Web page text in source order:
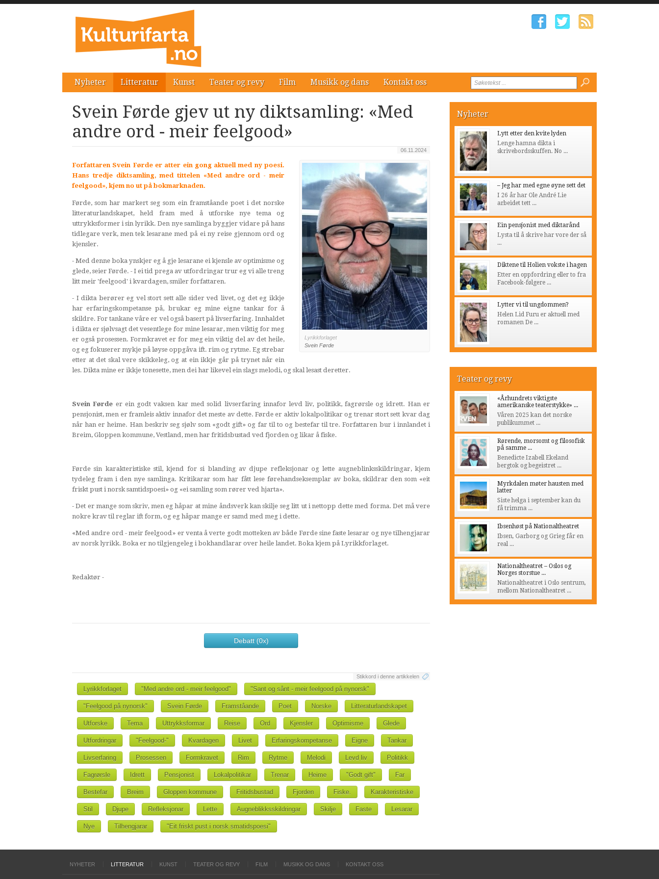
Nyheter Litteratur Kunst Teater og revy Film Musikk og dans Kontakt oss
Svein Førde gjev ut ny diktsamling: «Med
andre ord - meir feelgood»
06.11.2024
Lyrikkforlaget
Svein Førde
Forfattaren Svein Førde er atter ein gong aktuell med ny poesi.
Hans tredje diktsamling, med tittelen «Med andre ord - meir
feelgood», kjem no ut på bokmarknaden.
Førde, som har markert seg som ein framståande poet i det norske
litteraturlandskapet, held fram med å utforske nye tema og
uttrykksformer i sin lyrikk. Den nye samlinga byggjer vidare på hans
tidlegare verk, men tek lesarane med på ei ny reise gjennom ord og
kjensler.
- Med denne boka ynskjer eg å gje lesarane ei kjensle av optimisme og
glede, seier Førde. - I ei tid prega av utfordringar trur eg vi alle treng
litt meir 'feelgood' i kvardagen, smiler forfattaren.
- I dikta berører eg vel stort sett alle sider ved livet, og det eg ikkje
har erfaringskompetanse på, brukar eg mine eigne tankar for å
skildre. For tankane våre er vel også basert på livserfaring. Innhaldet
i dikta er sjølvsagt det vesentlege for mine lesarar, men viktig for meg
er også prosessen. Formkravet er for meg ein viktig del av det heile,
og eg fokuserer mykje på løyse oppgåva ift. rim og rytme. Eg strebar
etter at det skal vere skikkeleg, og at ein ikkje går på trynet når ein
les. Dikta mine er ikkje tonesette, men dei har likevel ein slags melodi, og skal lesast deretter.
Svein Førde er ein godt vaksen kar med solid livserfaring innafor levd liv, politikk, fagrørsle og idrett. Han er
pensjonist, men er framleis aktiv innafor det meste av dette. Førde er aktiv lokalpolitikar og trenar stort sett kvar dag
når han er heime. Han beskriv seg sjølv som «godt gift» og far til to og bestefar til tre. Forfattaren bur i innlandet i
Breim, Gloppen kommune, Vestland, men har fritidsbustad ved fjorden og likar å fiske.
Førde sin karakteristiske stil, kjend for si blanding av djupe refleksjonar og lette augneblinksskildringar, kjem
tydeleg fram i den nye samlinga. Kritikarar som har fått lese førehandseksemplar av boka, skildrar den som «eit
friskt pust i norsk samtidspoesi» og «ei samling som rører ved hjarta».
- Det er mange som skriv, men eg håpar at mine åndsverk kan skilje seg litt ut i nettopp dette med forma. Det må vere
nokre krav til reglar ift form, og eg håpar mange er samd med meg i dette.
«Med andre ord - meir feelgood» er venta å verte godt motteken av både Førde sine faste lesarar og nye tilhengjarar
av norsk lyrikk. Boka er no tilgjengeleg i bokhandlarar over heile landet. Boka kjem på Lyrikkforlaget.
Redaktør -
Debatt (0x)
Stikkord i denne artikkelen
Lyrikkforlaget "Med andre ord - meir feelgood" "Sant og sånt - meir feelgood på nynorsk"
"Feelgood på nynorsk" Svein Førde Framståande Poet Norske Litteraturlandskapet
Utforske Tema Uttrykksformar Reise Ord Kjensler Optimisme Glede
Utfordringar "Feelgood-" Kvardagen Livet Erfaringskompetanse Eigne Tankar
Livserfaring Prosessen Formkravet Rim Rytme Melodi Levd liv Politikk
Fagrørsle Idrett Pensjonist Lokalpolitikar Trenar Heime "Godt gift" Far
Bestefar Breim Gloppen kommune Fritidsbustad Fjorden Fiske. Karakteristiske
Stil Djupe Refleksjonar Lette Augneblikksskildringar Skilje Faste Lesarar
Nye Tilhengjarar "Eit friskt pust i norsk smatidspoesi"
Nyheter
Lytt etter den kvite lyden
Lenge hamna dikta i
skrivebordsskuffen. No ...
– Jeg har med egne øyne sett det
I 26 år har Ole André Lie
arbeidet tett ...
Ein pensjonist med diktarånd
Lysta til å skrive har vore der så
...
Diktene til Holien vokste i hagen
Etter en oppfordring eller to fra
Facebook-følgere ...
Lytter vi til ungdommen?
Helen Lid Furu er aktuell med
romanen De ...
Teater og revy
«Århundrets viktigste
amerikanske teaterstykke» ...
Våren 2025 kan det norske
publikummet ...
Rørende, morsomt og filosofisk
på samme ...
Benedicte Izabell Ekeland
bergtok og begeistret ...
Myrkdalen møter hausten med
latter
Siste helga i september kan du
få trimma ...
Ibsenhøst på Nationaltheatret
Ibsen, Garborg og Grieg får en
real ...
Nationaltheatret – Oslos og
Norges storstue ...
Nationaltheatret i Oslo sentrum,
mellom Nationaltheatret ...
NYHETER LITTERATUR KUNST TEATER OG REVY FILM MUSIKK OG DANS KONTAKT OSS